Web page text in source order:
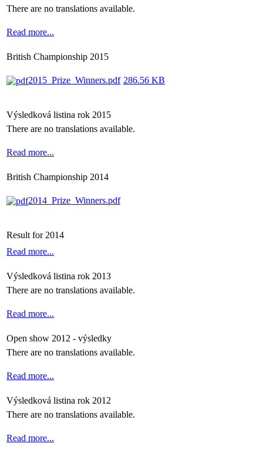
There are no translations available.
Read more...
British Championship 2015
2015_Prize_Winners.pdf 286.56 KB
Výsledková listina rok 2015
There are no translations available.
Read more...
British Championship 2014
2014_Prize_Winners.pdf
Result for 2014
Read more...
Výsledková listina rok 2013
There are no translations available.
Read more...
Open show 2012 - výsledky
There are no translations available.
Read more...
Výsledková listina rok 2012
There are no translations available.
Read more...